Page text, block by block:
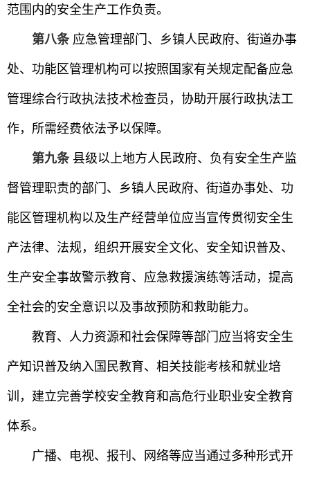
范围内的安全生产工作负责。
第八条 应急管理部门、乡镇人民政府、街道办事
处、功能区管理机构可以按照国家有关规定配备应急
管理综合行政执法技术检查员，协助开展行政执法工
作，所需经费依法予以保障。
第九条 县级以上地方人民政府、负有安全生产监
督管理职责的部门、乡镇人民政府、街道办事处、功
能区管理机构以及生产经营单位应当宣传贯彻安全生
产法律、法规，组织开展安全文化、安全知识普及、
生产安全事故警示教育、应急救援演练等活动，提高
全社会的安全意识以及事故预防和救助能力。
教育、人力资源和社会保障等部门应当将安全生
产知识普及纳入国民教育、相关技能考核和就业培
训，建立完善学校安全教育和高危行业职业安全教育
体系。
广播、电视、报刊、网络等应当通过多种形式开